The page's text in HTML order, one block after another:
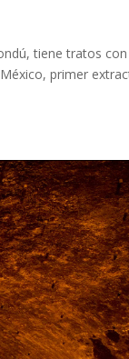
tiene tratos
primer